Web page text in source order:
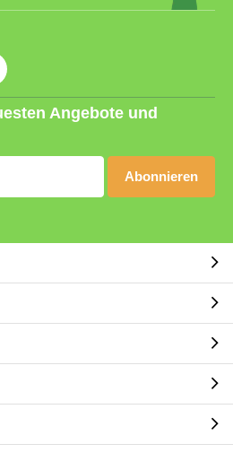
Angebote und
Abonnieren